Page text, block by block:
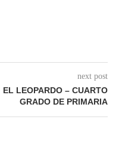
next post
LEOPARDO – CUARTO
GRADO DE PRIMARIA